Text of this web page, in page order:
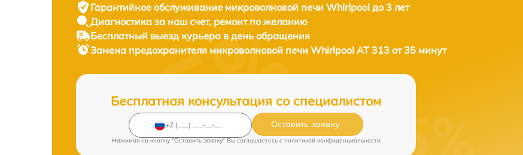
Гарантийное обслуживание микроволновой печи Whirlpool до 3 лет
Диагностика за наш счет, ремонт по желанию
Бесплатный выезд курьера в день обращения
Замена предохранителя микроволновой печи Whirlpool AT 313 от 35 минут
Бесплатная консультация со специалистом
Оставить заявку
Нажимая на кнопку "Оставить заявку" Вы соглашаетесь c политикой конфиденциальности